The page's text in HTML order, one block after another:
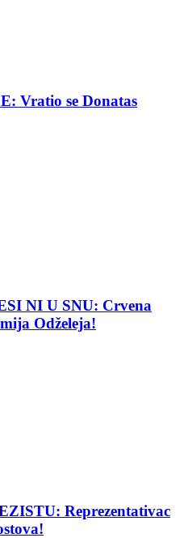
Vratio se Donatas
NI U SNU: Crvena
Odželeja!
Reprezentativac